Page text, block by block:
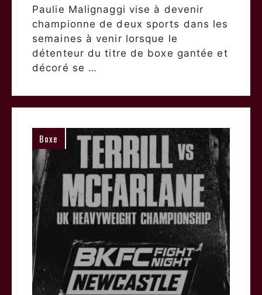
Paulie Malignaggi vise à devenir
championne de deux sports dans les
semaines à venir lorsque le
détenteur du titre de boxe gantée et
décoré se …
Boxe